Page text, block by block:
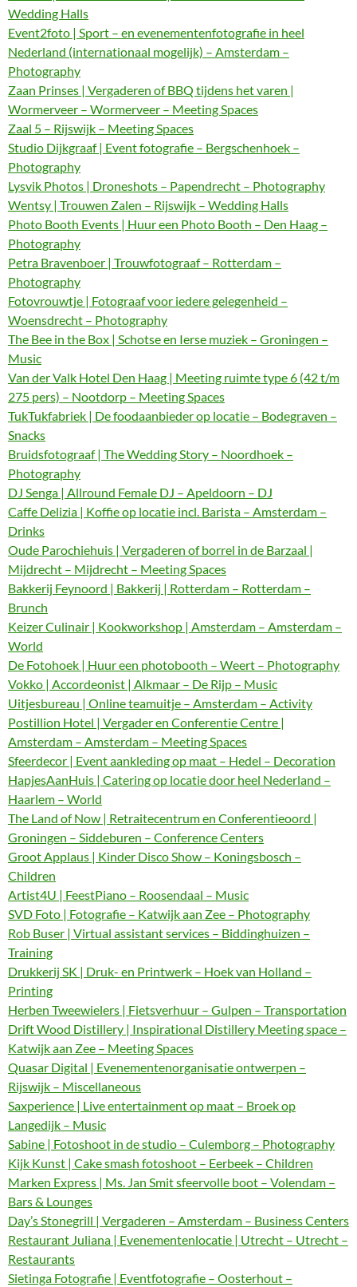
Wedding Halls
Event2foto | Sport – en evenementenfotografie in heel
Nederland (internationaal mogelijk) – Amsterdam –
Photography
Zaan Prinses | Vergaderen of BBQ tijdens het varen |
Wormerveer – Wormerveer – Meeting Spaces
Zaal 5 – Rijswijk – Meeting Spaces
Studio Dijkgraaf | Event fotografie – Bergschenhoek –
Photography
Lysvik Photos | Droneshots – Papendrecht – Photography
Wentsy | Trouwen Zalen – Rijswijk – Wedding Halls
Photo Booth Events | Huur een Photo Booth – Den Haag –
Photography
Petra Bravenboer | Trouwfotograaf – Rotterdam –
Photography
Fotovrouwtje | Fotograaf voor iedere gelegenheid –
Woensdrecht – Photography
The Bee in the Box | Schotse en Ierse muziek – Groningen –
Music
Van der Valk Hotel Den Haag | Meeting ruimte type 6 (42 t/m
275 pers) – Nootdorp – Meeting Spaces
TukTukfabriek | De foodaanbieder op locatie – Bodegraven –
Snacks
Bruidsfotograaf | The Wedding Story – Noordhoek –
Photography
DJ Senga | Allround Female DJ – Apeldoorn – DJ
Caffe Delizia | Koffie op locatie incl. Barista – Amsterdam –
Drinks
Oude Parochiehuis | Vergaderen of borrel in de Barzaal |
Mijdrecht – Mijdrecht – Meeting Spaces
Bakkerij Feynoord | Bakkerij | Rotterdam – Rotterdam –
Brunch
Keizer Culinair | Kookworkshop | Amsterdam – Amsterdam –
World
De Fotohoek | Huur een photobooth – Weert – Photography
Vokko | Accordeonist | Alkmaar – De Rijp – Music
Uitjesbureau | Online teamuitje – Amsterdam – Activity
Postillion Hotel | Vergader en Conferentie Centre |
Amsterdam – Amsterdam – Meeting Spaces
Sfeerdecor | Event aankleding op maat – Hedel – Decoration
HapjesAanHuis | Catering op locatie door heel Nederland –
Haarlem – World
The Land of Now | Retraitecentrum en Conferentieoord |
Groningen – Siddeburen – Conference Centers
Groot Applaus | Kinder Disco Show – Koningsbosch –
Children
Artist4U | FeestPiano – Roosendaal – Music
SVD Foto | Fotografie – Katwijk aan Zee – Photography
Rob Buser | Virtual assistant services – Biddinghuizen –
Training
Drukkerij SK | Druk- en Printwerk – Hoek van Holland –
Printing
Herben Tweewielers | Fietsverhuur – Gulpen – Transportation
Drift Wood Distillery | Inspirational Distillery Meeting space –
Katwijk aan Zee – Meeting Spaces
Quasar Digital | Evenementenorganisatie ontwerpen –
Rijswijk – Miscellaneous
Saxperience | Live entertainment op maat – Broek op
Langedijk – Music
Sabine | Fotoshoot in de studio – Culemborg – Photography
Kijk Kunst | Cake smash fotoshoot – Eerbeek – Children
Marken Express | Ms. Jan Smit sfeervolle boot – Volendam –
Bars & Lounges
Day’s Stonegrill | Vergaderen – Amsterdam – Business Centers
Restaurant Juliana | Evenementenlocatie | Utrecht – Utrecht –
Restaurants
Sietinga Fotografie | Eventfotografie – Oosterhout –